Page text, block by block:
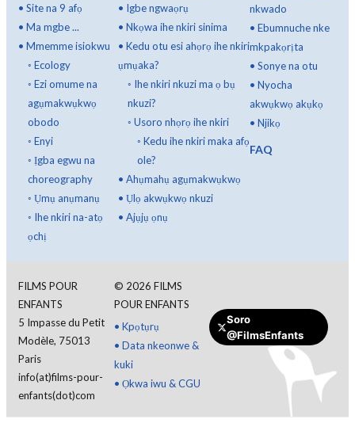
• Site na 9 afọ
• Ma mgbe ...
• Mmemme isiokwu
◦ Ecology
◦ Ezi omume na
agụmakwụkwọ
obodo
◦ Enyi
◦ Ịgba egwu na
choreography
◦ Ụmụ anụmanụ
◦ Ihe nkiri na-atọ
ọchị
• Igbe ngwaọrụ
• Nkọwa ihe nkiri sinima
• Kedu otu esi ahọrọ ihe nkiri
ụmụaka?
◦ Ihe nkiri nkuzi ma ọ bụ
nkuzi?
◦ Usoro nhọrọ ihe nkiri
◦ Kedu ihe nkiri maka afọ
ole?
• Ahụmahụ agụmakwụkwọ
• Ụlọ akwụkwọ nkuzi
• Ajụjụ ọnụ
nkwado
•Ebumnuche nke
mkpakọrịta
•Sonye na otu
•Nyocha
akwụkwọ akụkọ
•Njikọ
FAQ
FILMS POUR
ENFANTS
5 Impasse du Petit
Modèle, 75013
Paris
info(at)films-pour-
enfants(dot)com
© 2026 FILMS
POUR ENFANTS
• Kpọtụrụ
• Data nkeonwe &
kuki
• Ọkwa iwu & CGU
Soro
@FilmsEnfants